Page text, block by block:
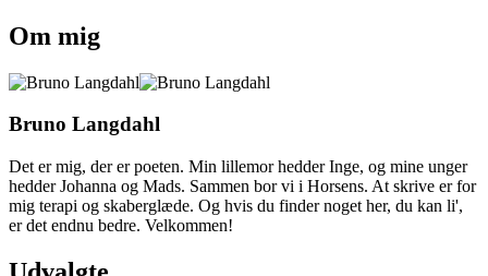
Om mig
Bruno Langdahl
Det er mig, der er poeten. Min lillemor hedder Inge, og mine unger
hedder Johanna og Mads. Sammen bor vi i Horsens. At skrive er for
mig terapi og skaberglæde. Og hvis du finder noget her, du kan li',
er det endnu bedre. Velkommen!